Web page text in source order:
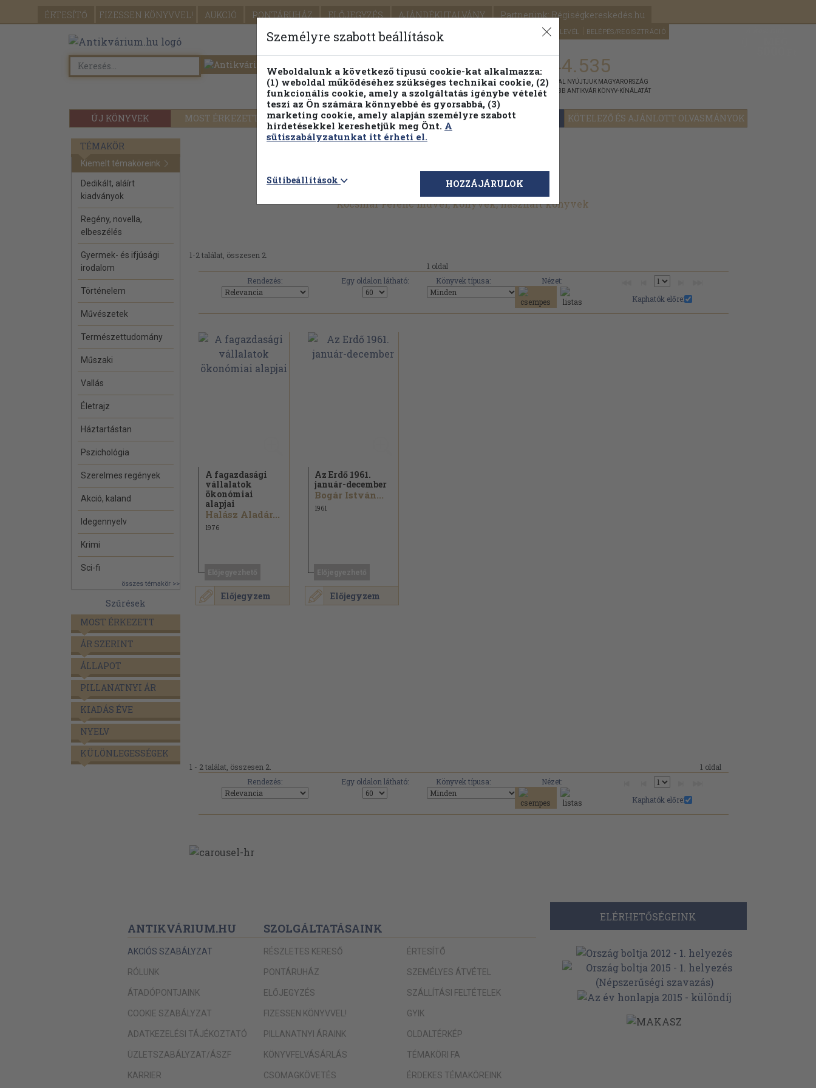
ÉRTESÍTŐ FIZESSEN KÖNYVVEL! AUKCIÓ PONTÁRUHÁZ ELŐJEGYZÉS AJÁNDÉKUTALVÁNY Partnerünk: Régiségkereskedés.hu
SEGÍTSÉG HÍRLEVÉL BELÉPÉS/REGISZTRÁCIÓ
ÚJ KÖNYVEK MOST ÉRKEZETT PILLANATNYI ÁRAINK FENNTARTHATÓ OLVASMÁNYOK KÖTELEZŐ ÉS AJÁNLOTT OLVASMÁNYOK
Részletes kereső Témaköri fa 1.144.535
KIADVÁNNYAL NYÚJTJUK MAGYARORSZÁG
LEGNAGYOBB ANTIKVÁR KÖNYV-KÍNÁLATÁT
TÉMAKÖR
Kiemelt témaköreink
Dedikált, aláírt
kiadványok
Regény, novella,
elbeszélés
Gyermek- és ifjúsági
irodalom
Történelem
Művészetek
Természettudomány
Műszaki
Vallás
Életrajz
Háztartástan
Pszichológia
Szerelmes regények
Akció, kaland
Idegennyelv
Krimi
Sci-fi
összes témakör >>
Szűrések
MOST ÉRKEZETT
ÁR SZERINT
ÁLLAPOT
PILLANATNYI ÁR
KIADÁS ÉVE
NYELV
KÜLÖNLEGESSÉGEK
Kocsmár Ferenc művei, könyvek, használt könyvek
1-2 találat, összesen 2.
1 oldal
Rendezés:
Egy oldalon látható: Könyvek típusa:
Nézet:
Kaphatók előre:
Előjegyzem
A fagazdasági
vállalatok
ökonómiai
alapjai
Halász Aladár...
1976
Előjegyzem
Az Erdő 1961.
január-december
Bogár István...
1961
1 - 2 találat, összesen 2.
1 oldal
Rendezés:
Egy oldalon látható: Könyvek típusa:
Nézet:
Kaphatók előre:
ANTIKVÁRIUM.HU
AKCIÓS SZABÁLYZAT
RÓLUNK
ÁTADÓPONTJAINK
COOKIE SZABÁLYZAT
ADATKEZELÉSI TÁJÉKOZTATÓ
ÜZLETSZABÁLYZAT/ÁSZF
KARRIER
SZOLGÁLTATÁSAINK
RÉSZLETES KERESŐ
PONTÁRUHÁZ
ELŐJEGYZÉS
FIZESSEN KÖNYVVEL!
PILLANATNYI ÁRAINK
KÖNYVFELVÁSÁRLÁS
CSOMAGKÖVETÉS
ÉRTESÍTŐ
SZEMÉLYES ÁTVÉTEL
SZÁLLÍTÁSI FELTÉTELEK
GYIK
OLDALTÉRKÉP
TÉMAKÖRI FA
ÉRDEKES TÉMAKÖREINK
ELÉRHETŐSÉGEINK
Személyre szabott beállítások
Weboldalunk a következő típusú cookie-kat alkalmazza:
(1) weboldal működéséhez szükséges technikai cookie, (2)
funkcionális cookie, amely a szolgáltatás igénybe vételét
teszi az Ön számára könnyebbé és gyorsabbá, (3)
marketing cookie, amely alapján személyre szabott
hirdetésekkel kereshetjük meg Önt. A
sütiszabályzatunkat itt érheti el.
Sütibeállítások HOZZÁJÁRULOK